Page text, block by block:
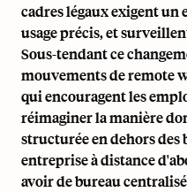
cadres légaux exigent un
usage précis, et
Sous-tendant ce
mouvements deremote
qui encouragentles
réimaginer la manière
structurée en dehors
entreprise à distance
avoir de bureau